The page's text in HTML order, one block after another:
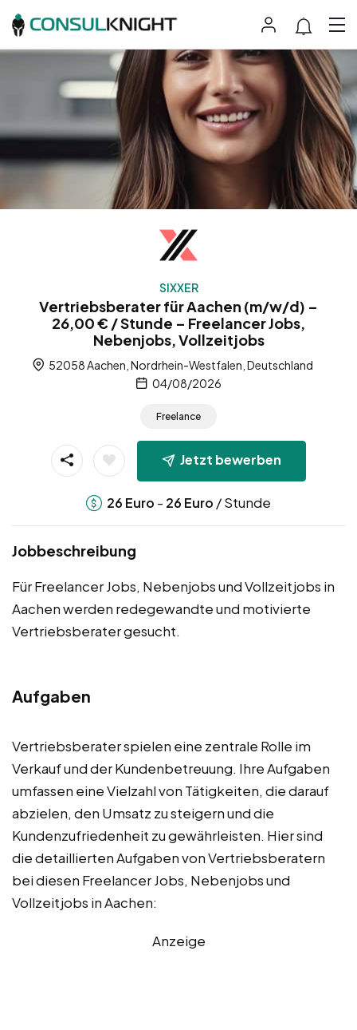
SIXXER
Vertriebsberater für Aachen (m/w/d) –
26,00 € / Stunde – Freelancer Jobs,
Nebenjobs, Vollzeitjobs
52058 Aachen, Nordrhein-Westfalen, Deutschland
04/08/2026
Freelance
Jetzt bewerben
26 Euro - 26 Euro / Stunde
Jobbeschreibung
Für Freelancer Jobs, Nebenjobs und Vollzeitjobs in
Aachen werden redegewandte und motivierte
Vertriebsberater gesucht.
Aufgaben
Vertriebsberater spielen eine zentrale Rolle im
Verkauf und der Kundenbetreuung. Ihre Aufgaben
umfassen eine Vielzahl von Tätigkeiten, die darauf
abzielen, den Umsatz zu steigern und die
Kundenzufriedenheit zu gewährleisten. Hier sind
die detaillierten Aufgaben von Vertriebsberatern
bei diesen Freelancer Jobs, Nebenjobs und
Vollzeitjobs in Aachen:
Anzeige